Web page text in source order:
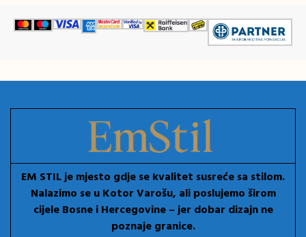
EM STIL je mjesto gdje se kvalitet susreće sa stilom.
Nalazimo se u Kotor Varošu, ali poslujemo širom
cijele Bosne i Hercegovine – jer dobar dizajn ne
poznaje granice.